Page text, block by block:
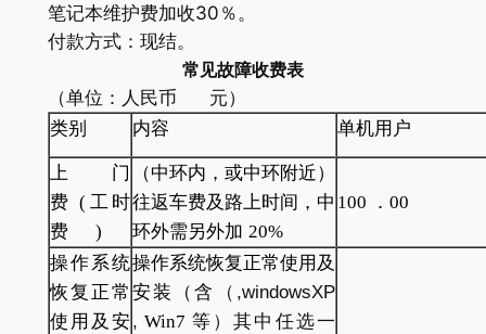
笔记本维护费加收30％。
付款方式：现结。
常见故障收费表
（单位：人民币 元）
类别 内容 单机用户
上门
费 ( 工时
费
)
（中环内，或中环附近）
往返车费及路上时间，中
环外需另外加 20%
100 ． 00
操作系统
恢复正常
使用及安
操作系统恢复正常使用及
安装（含
（,windowsXP
, Win7等 ）其中任选一